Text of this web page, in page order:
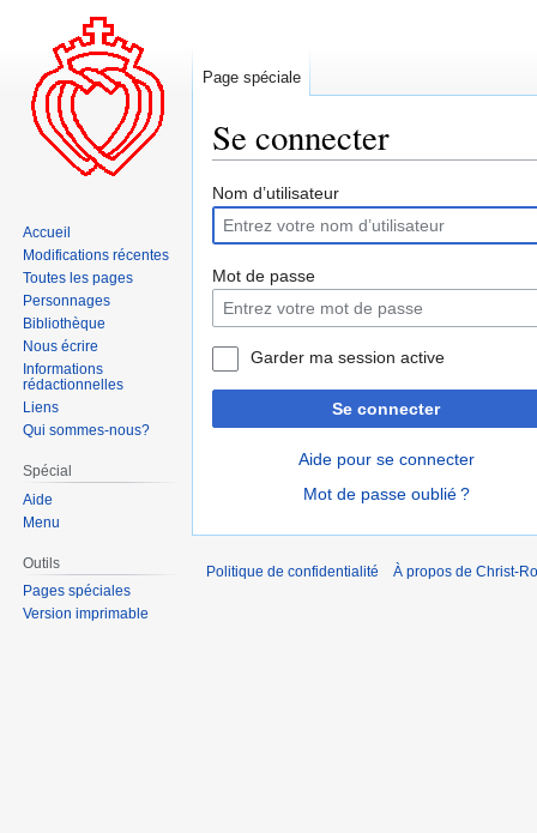
Se connecter
Aller
la
navigation
Aller
la
recherche
Nom d’utilisateur
Mot de passe
Garder ma session active
Se connecter
Aide pour se connecter
Mot de passe oublié ?
Page spéciale
Accueil
Modifications récentes
Toutes les pages
Personnages
Bibliothèque
Nous écrire
Informations
rédactionnelles
Liens
Qui sommes-nous?
Spécial
Aide
Menu
Outils
Pages spéciales
Version imprimable
Politique de confidentialité À propos de Christ-